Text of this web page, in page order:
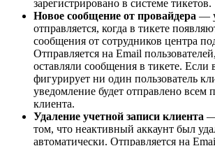
зарегистрировано в системе тикетов.
Новое сообщение от провайдера —
отправляется, когда в тикете
сообщения от сотрудников центра
Отправляется на Email
оставляли сообщения в тикете. Если
фигурирует ни один пользователь
уведомление будет отправлено всем
клиента.
Удаление учетной записи клиента —
том, что неактивный аккаунт был
автоматически. Отправляется на